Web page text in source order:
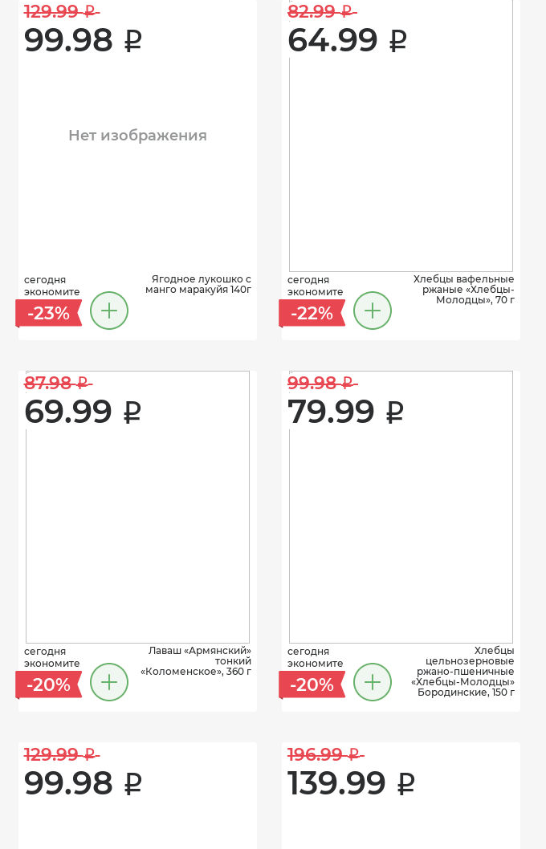
129.99 i
99.98 i
Нет изображения
сегодня
экономите
-23%
Ягодное лукошко с
манго маракуйя 140г
82.99 i
64.99 i
сегодня
экономите
-22%
Хлебцы вафельные
ржаные «Хлебцы-
Молодцы», 70 г
87.98 i
69.99 i
сегодня
экономите
-20%
Лаваш «Армянский»
тонкий
«Коломенское», 360 г
99.98 i
79.99 i
сегодня
экономите
-20%
Хлебцы
цельнозерновые
ржано-пшеничные
«Хлебцы-Молодцы»
Бородинские, 150 г
129.99 i
99.98 i
196.99 i
139.99 i